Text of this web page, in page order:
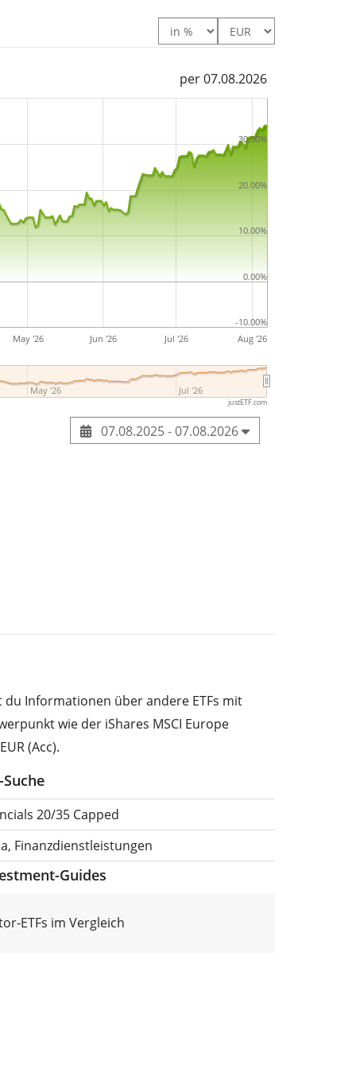
per 07.08.2026
May '26 Jun '26 Jul '26 Aug '26
May '26 Jul '26
-10.00%
0.00%
10.00%
20.00%
30.00%
justETF.com
07.08.2025 - 07.08.2026
Informationen über andere ETFs mit
wie der iShares MSCI Europe
(Acc).
20/35 Capped
Finanzdienstleistungen
Guides
ETFs im Vergleich